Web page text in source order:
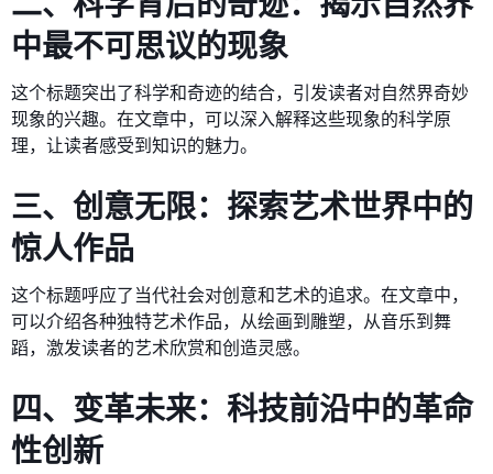
中最不可思议的现象
这个标题突出了科学和奇迹的结合，引发读者对自然界奇妙
现象的兴趣。在文章中，可以深入解释这些现象的科学原
理，让读者感受到知识的魅力。
三、创意无限：探索艺术世界中的
惊人作品
这个标题呼应了当代社会对创意和艺术的追求。在文章中，
可以介绍各种独特艺术作品，从绘画到雕塑，从音乐到舞
蹈，激发读者的艺术欣赏和创造灵感。
四、变革未来：科技前沿中的革命
性创新